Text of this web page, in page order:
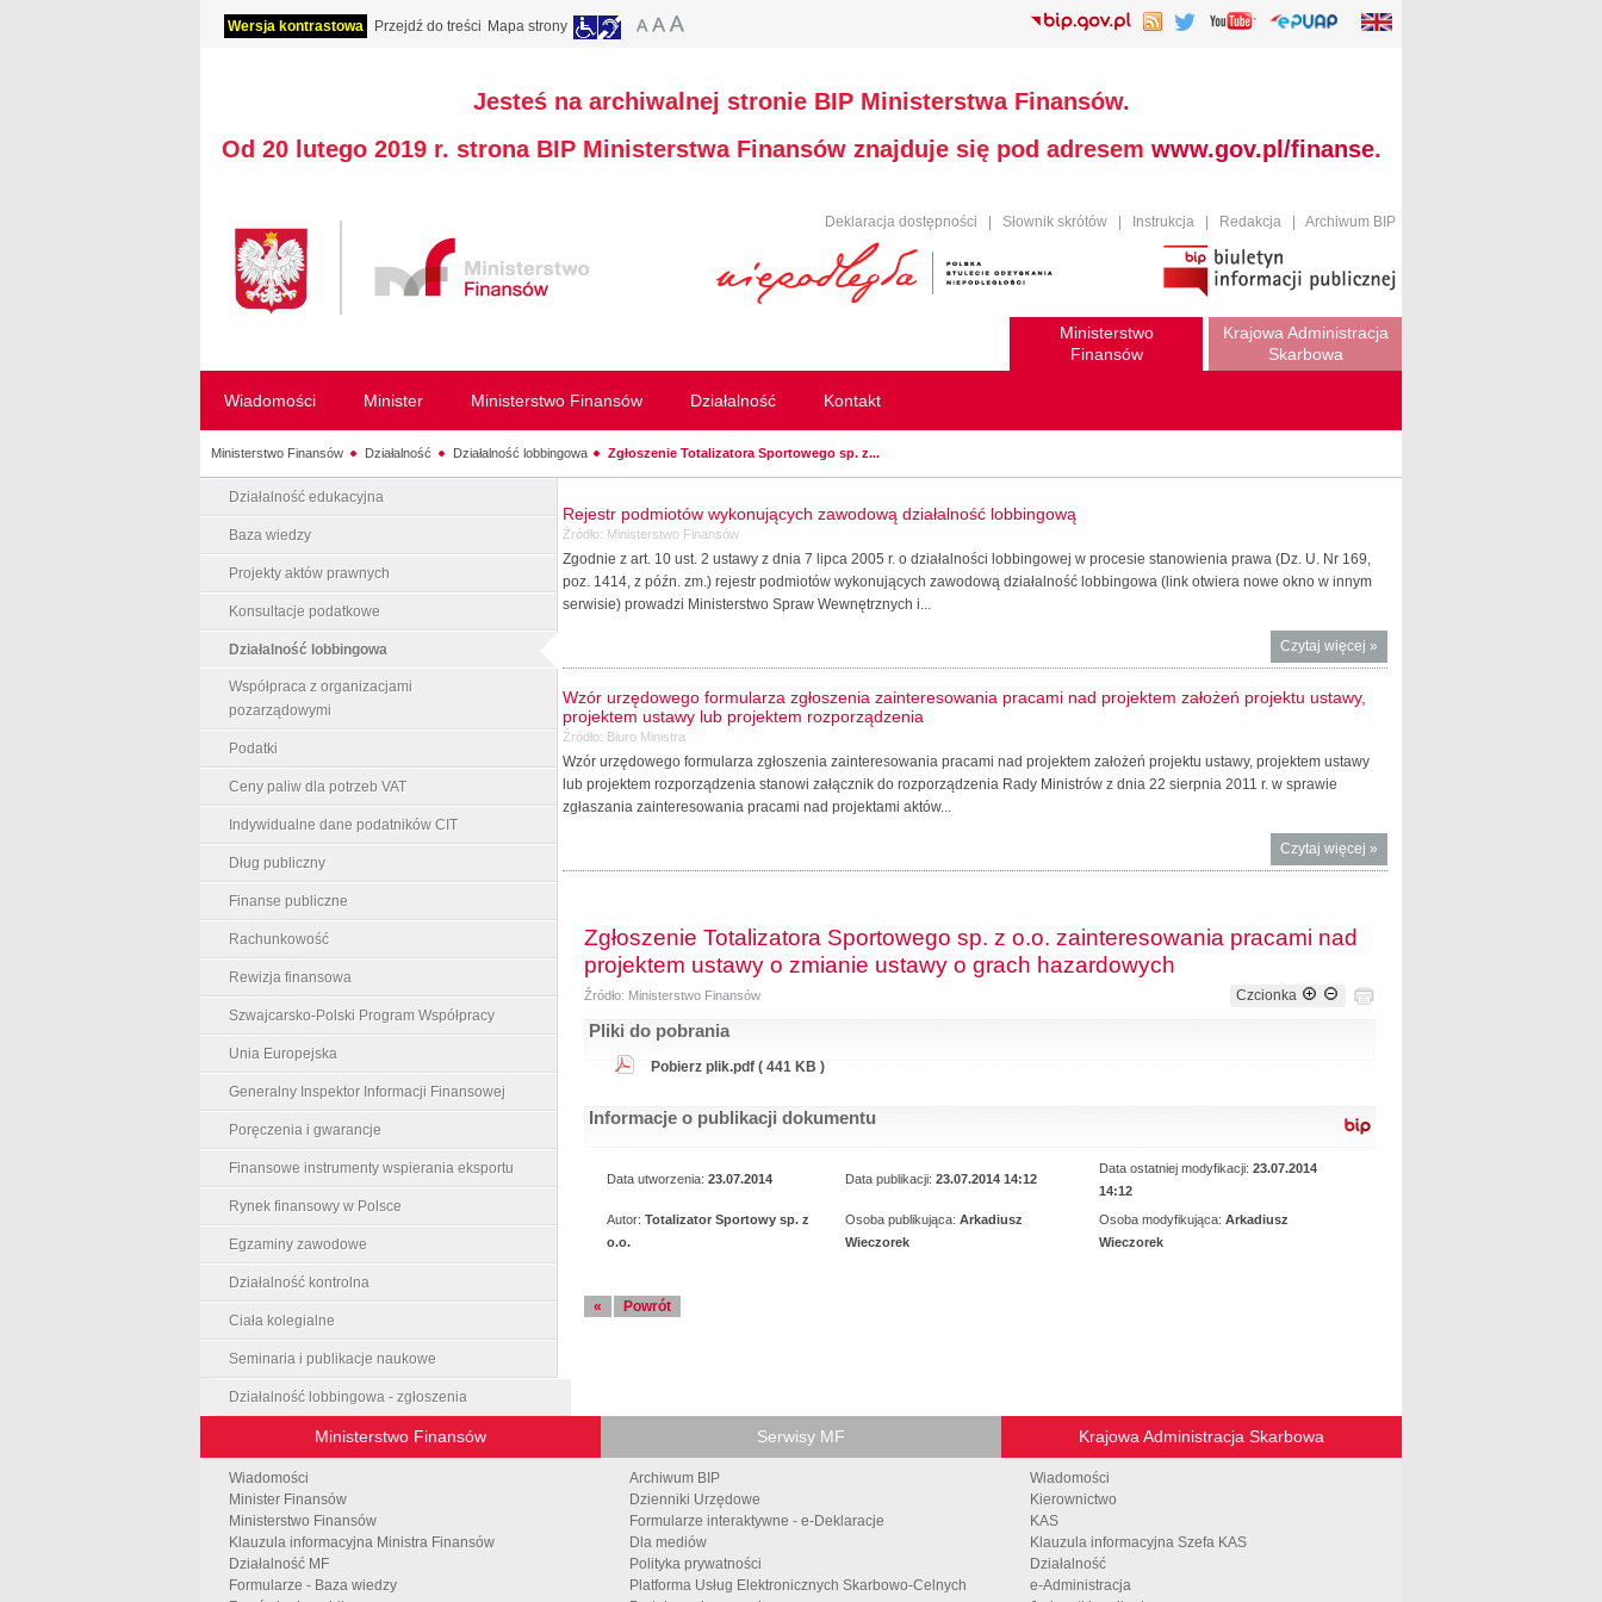
Wersja kontrastowa Przejdź do treści Mapa strony
Jesteś na archiwalnej stronie BIP Ministerstwa Finansów.
Od 20 lutego 2019 r. strona BIP Ministerstwa Finansów znajduje się pod adresem www.gov.pl/finanse.
Deklaracja dostępności Słownik skrótów Instrukcja Redakcja Archiwum BIP
Ministerstwo
Finansów
Krajowa Administracja
Skarbowa
Wiadomości Minister Ministerstwo Finansów Działalność Kontakt
Ministerstwo Finansów Działalność Działalność lobbingowa Zgłoszenie Totalizatora Sportowego sp. z...
Działalność edukacyjna
Baza wiedzy
Projekty aktów prawnych
Konsultacje podatkowe
Działalność lobbingowa
Współpraca z organizacjami
pozarządowymi
Podatki
Ceny paliw dla potrzeb VAT
Indywidualne dane podatników CIT
Dług publiczny
Finanse publiczne
Rachunkowość
Rewizja finansowa
Szwajcarsko-Polski Program Współpracy
Unia Europejska
Generalny Inspektor Informacji Finansowej
Poręczenia i gwarancje
Finansowe instrumenty wspierania eksportu
Rynek finansowy w Polsce
Egzaminy zawodowe
Działalność kontrolna
Ciała kolegialne
Seminaria i publikacje naukowe
Działalność lobbingowa - zgłoszenia
Rejestr podmiotów wykonujących zawodową działalność lobbingową
Źródło: Ministerstwo Finansów
Zgodnie z art. 10 ust. 2 ustawy z dnia 7 lipca 2005 r. o działalności lobbingowej w procesie stanowienia prawa (Dz. U. Nr 169,
poz. 1414, z późn. zm.) rejestr podmiotów wykonujących zawodową działalność lobbingowa (link otwiera nowe okno w innym
serwisie) prowadzi Ministerstwo Spraw Wewnętrznych i...
Czytaj więcej o Rejestr
podmiotów
»
Wzór urzędowego formularza zgłoszenia zainteresowania pracami nad projektem założeń projektu ustawy,
projektem ustawy lub projektem rozporządzenia
Źródło: Biuro Ministra
Wzór urzędowego formularza zgłoszenia zainteresowania pracami nad projektem założeń projektu ustawy, projektem ustawy
lub projektem rozporządzenia stanowi załącznik do rozporządzenia Rady Ministrów z dnia 22 sierpnia 2011 r. w sprawie
zgłaszania zainteresowania pracami nad projektami aktów...
Czytaj więcej o Wzór
urzędowego
założeń projektu
»
Zgłoszenie Totalizatora Sportowego sp. z o.o. zainteresowania pracami nad
projektem ustawy o zmianie ustawy o grach hazardowych
Źródło: Ministerstwo Finansów Czcionka
Pliki do pobrania
Pobierz plik.pdf ( 441 KB )
Informacje o publikacji dokumentu
Data utworzenia: 23.07.2014 Data publikacji: 23.07.2014 14:12
Data ostatniej modyfikacji: 23.07.2014
14:12
Autor: Totalizator Sportowy sp. z
o.o.
Osoba publikująca: Arkadiusz
Wieczorek
Osoba modyfikująca: Arkadiusz
Wieczorek
« Powrót
Ministerstwo Finansów
Wiadomości
Minister Finansów
Ministerstwo Finansów
Klauzula informacyjna Ministra Finansów
Działalność MF
Formularze - Baza wiedzy
Serwisy MF
Archiwum BIP
Dzienniki Urzędowe
Formularze interaktywne - e-Deklaracje
Dla mediów
Polityka prywatności
Platforma Usług Elektronicznych Skarbowo-Celnych
Krajowa Administracja Skarbowa
Wiadomości
Kierownictwo
KAS
Klauzula informacyjna Szefa KAS
Działalność
e-Administracja